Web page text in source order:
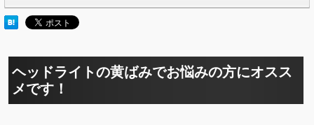
ヘッドライトの黄ばみでお悩みの方にオスス
メです！